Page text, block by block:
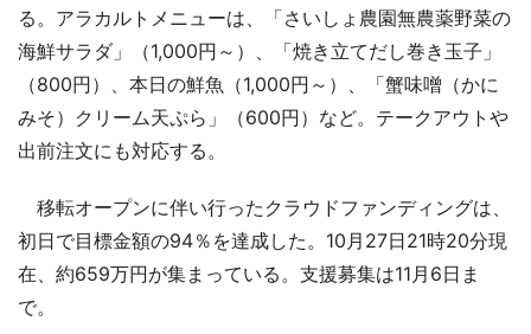
る。アラカルトメニューは、「さいしょ農園無農薬野菜の
海鮮サラダ」（1,000円～）、「焼き立てだし巻き玉子」
（800円）、本日の鮮魚（1,000円～）、「蟹味噌（かに
みそ）クリーム天ぷら」（600円）など。テークアウトや
出前注文にも対応する。
移転オープンに伴い行ったクラウドファンディングは、
初日で目標金額の94％を達成した。10月27日21時20分現
在、約659万円が集まっている。支援募集は11月6日ま
で。